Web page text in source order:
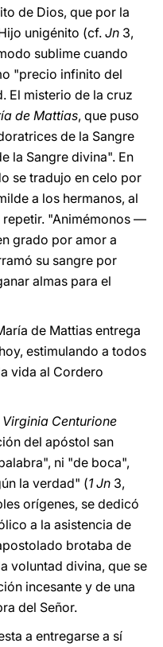
de Dios, que por la
unigénito (cf. Jn 3,
sublime cuando
"precio infinito del
El misterio de la cruz
de Mattias, que puso
de la Sangre
la Sangre divina". En
se tradujo en celo por
a los hermanos, al
"Animémonos —
grado por amor a
su sangre por
almas para el
de Mattias entrega
estimulando a todos
vida al Cordero
Virginia Centurione
del apóstol san
ni "de boca",
la verdad" (1 Jn 3,
orígenes, se dedicó
a la asistencia de
brotaba de
voluntad divina, que se
incesante y de una
del Señor.
a entregarse a sí